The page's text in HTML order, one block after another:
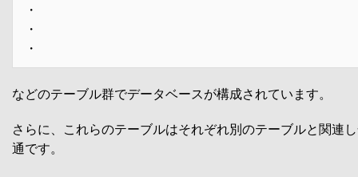
・
・
・
などのテーブル群でデータベースが構成されています。
さらに、これらのテーブルはそれぞれ別のテーブルと関連
通です。